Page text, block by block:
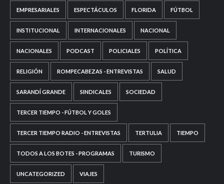
EMPRESARIALES ESPECTÁCULOS FLORIDA FÚTBOL
INSTITUCIONAL INTERNACIONALES NACIONAL
NACIONALES PODCAST POLICIALES POLÍTICA
RELIGIÓN ROMPECABEZAS - ENTREVISTAS SALUD
SARANDÍ GRANDE SINDICALES SOCIEDAD
TERCER TIEMPO - FÚTBOL Y GOLES
TERCER TIEMPO RADIO - ENTREVISTAS TERTULIA TIEMPO
TODOS A LOS BOTES - PROGRAMAS TURISMO
UNCATEGORIZED VIAJES